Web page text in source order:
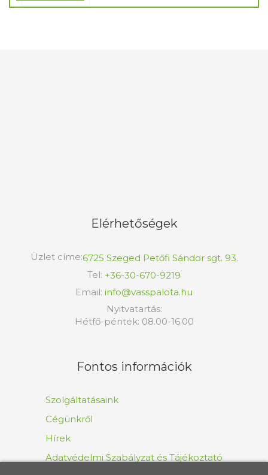
Elérhetőségek
Üzlet címe:6725 Szeged Petőfi Sándor sgt. 93.
Tel: +36-30-670-9219
Email: info@vasspalota.hu
Nyitvatartás:
Hétfő-péntek: 08.00-16.00
Fontos információk
Szolgáltatásaink
Cégünkről
Hírek
Adatvédelmi Szabályzat és Tájékoztató